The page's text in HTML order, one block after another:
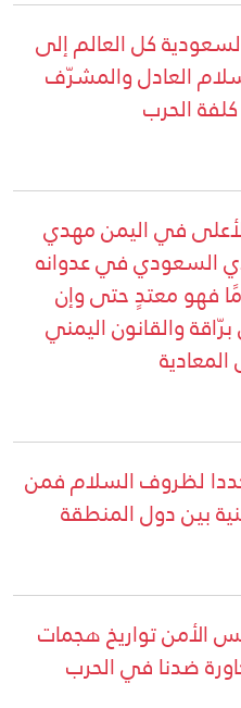
كل العالم إلى
العادل والمشرّف
الحرب
في اليمن مهدي
السعودي في عدوانه
المستمر منذ 12 عامًا فهو معتدٍ حتى وإن
والقانون اليمني
مجددا لظروف السلام فمن
بين دول المنطقة
الأمن تواريخ هجمات
ضدنا في الحرب